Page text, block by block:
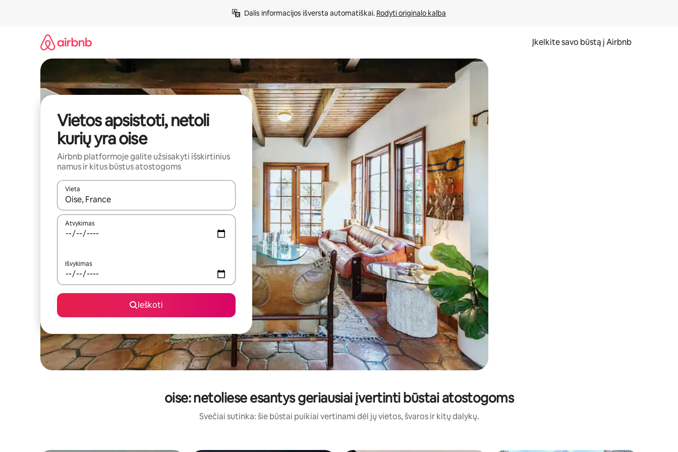
Dalis informacijos išversta automatiškai. Rodyti originalo kalba
Įkelkite savo būstą į Airbnb
Vietos apsistoti, netoli
kurių yra oise
Airbnb platformoje galite užsisakyti išskirtinius
namus ir kitus būstus atostogoms
Vieta
Kai pasirodys paieškos rezultatai, juos naršyti galite naudodami rodykles aukštyn ir žemyn arba liesdami ir braukdami per ekraną.
Atvykimas
Išvykimas
Ieškoti
oise: netoliese esantys geriausiai įvertinti būstai atostogoms
Svečiai sutinka: šie būstai puikiai vertinami dėl jų vietos, švaros ir kitų dalykų.